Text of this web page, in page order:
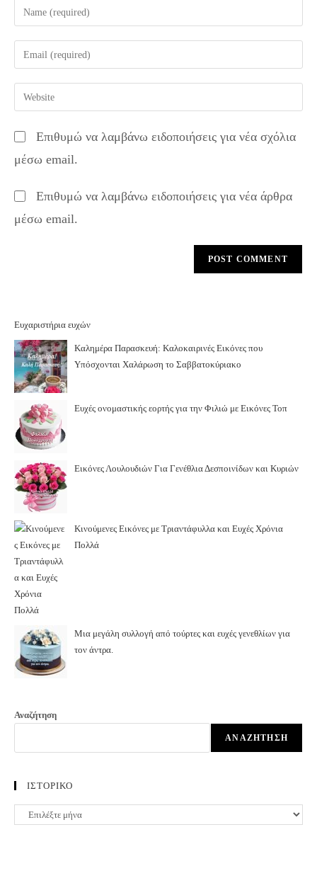
Enter
your
name
comment
Enter
your
email
address
comment
Enter
your
URL
(optional)
Επιθυμώ να λαμβάνω ειδοποιήσεις για νέα σχόλια
μέσω email.
Επιθυμώ να λαμβάνω ειδοποιήσεις για νέα άρθρα
μέσω email.
Ευχαριστήρια ευχών
Καλημέρα Παρασκευή: Καλοκαιρινές Εικόνες που
Υπόσχονται Χαλάρωση το Σαββατοκύριακο
Ευχές ονομαστικής εορτής για την Φιλιώ με Εικόνες Τοπ
Εικόνες Λουλουδιών Για Γενέθλια Δεσποινίδων και Κυριών
Κινούμενες Εικόνες με Τριαντάφυλλα και Ευχές Χρόνια
Πολλά
Μια μεγάλη συλλογή από τούρτες και ευχές γενεθλίων για
τον άντρα.
Αναζήτηση
ΑΝΑΖΉΤΗΣΗ
ΙΣΤΟΡΙΚΟ
ΙΣΤΟΡΙΚΟ